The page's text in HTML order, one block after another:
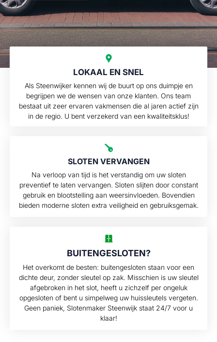
LOKAAL EN SNEL
Als Steenwijker kennen wij de buurt op ons duimpje en
begrijpen we de wensen van onze klanten. Ons team
bestaat uit zeer ervaren vakmensen die al jaren actief zijn
in de regio. U bent verzekerd van een kwaliteitsklus!
SLOTEN VERVANGEN
Na verloop van tijd is het verstandig om uw sloten
preventief te laten vervangen. Sloten slijten door constant
gebruik en blootstelling aan weersinvloeden. Bovendien
bieden moderne sloten extra veiligheid en gebruiksgemak.
BUITENGESLOTEN?
Het overkomt de besten: buitengesloten staan voor een
dichte deur, zonder sleutel op zak. Misschien is uw sleutel
afgebroken in het slot, heeft u zichzelf per ongeluk
opgesloten of bent u simpelweg uw huissleutels vergeten.
Geen paniek, Slotenmaker Steenwijk staat 24/7 voor u
klaar!